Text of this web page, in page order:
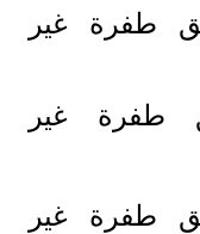
طفرة غير